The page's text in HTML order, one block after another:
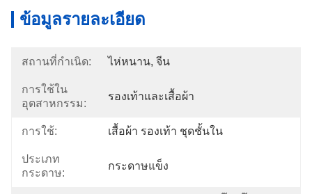
ข้อมูลรายละเอียด
สถานที่กำเนิด: ไห่หนาน, จีน
การใช้ใน
อุตสาหกรรม:
รองเท้าและเสื้อผ้า
การใช้: เสื้อผ้า รองเท้า ชุดชั้นใน
ประเภท
กระดาษ:
กระดาษแข็ง